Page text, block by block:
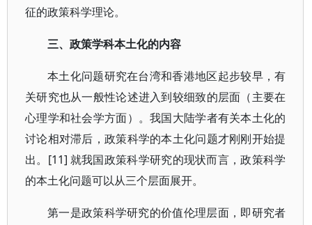
征的政策科学理论。
三、政策学科本土化的内容
本土化问题研究在台湾和香港地区起步较早，有
关研究也从一般性论述进入到较细致的层面（主要在
心理学和社会学方面）。我国大陆学者有关本土化的
讨论相对滞后，政策科学的本土化问题才刚刚开始提
出。[11] 就我国政策科学研究的现状而言，政策科学
的本土化问题可以从三个层面展开。
第一是政策科学研究的价值伦理层面，即研究者